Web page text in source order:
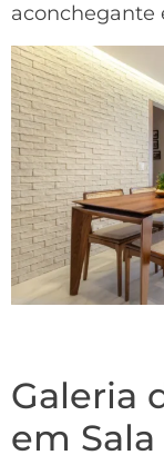
aconchegante
Galeria
em